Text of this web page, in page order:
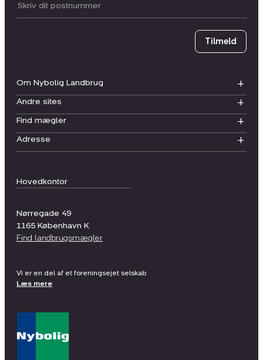
Hovedkontor
Nørregade 49
1165 København K
Find landbrugsmægler
Om Nybolig Landbrug
Andre sites
Find mægler
Adresse
Postnummer
Tilmeld
Vi er en del af et foreningsejet selskab
Læs mere